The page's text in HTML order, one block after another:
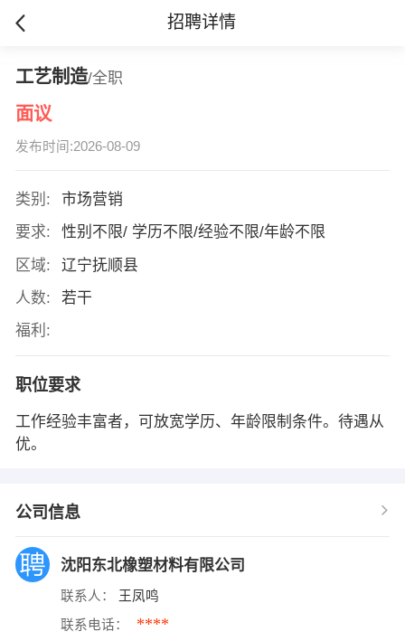
招聘详情
工艺制造/全职
面议
发布时间:2026-08-09
类别:
市场营销
要求:
性别不限/ 学历不限/经验不限/年龄不限
区域:
辽宁抚顺县
人数:
若干
福利:
职位要求
工作经验丰富者，可放宽学历、年龄限制条件。待遇从
优。
公司信息
沈阳东北橡塑材料有限公司
联系人： 王凤鸣
联系电话： ****